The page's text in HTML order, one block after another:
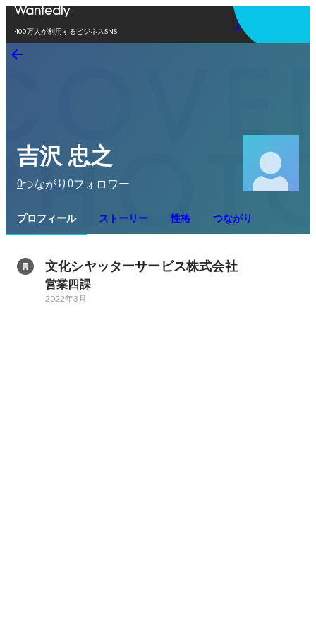
400万人が利用するビジネスSNS
アプリを使う
吉沢 忠之
0つながり 0フォロワー
プロフィール ストーリー 性格 つながり
文化シヤッターサービス株式会社
営業四課
2022年3月